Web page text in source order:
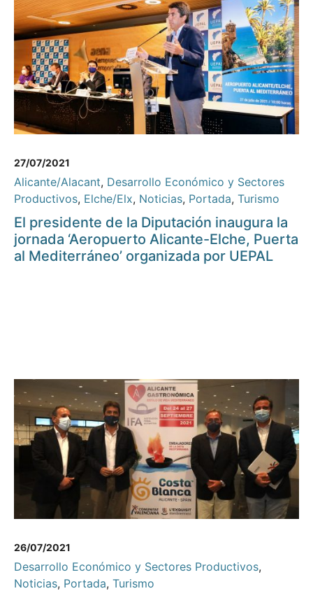
27/07/2021
Alicante/Alacant, Desarrollo Económico y Sectores
Productivos, Elche/Elx, Noticias, Portada, Turismo
El presidente de la Diputación inaugura la
jornada ‘Aeropuerto Alicante-Elche, Puerta
al Mediterráneo’ organizada por UEPAL
26/07/2021
Desarrollo Económico y Sectores Productivos,
Noticias, Portada, Turismo